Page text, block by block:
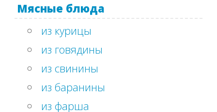
Мясные блюда
из курицы
из говядины
из свинины
из баранины
из фарша